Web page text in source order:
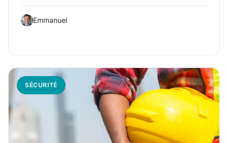
Emmanuel
SÉCURITÉ